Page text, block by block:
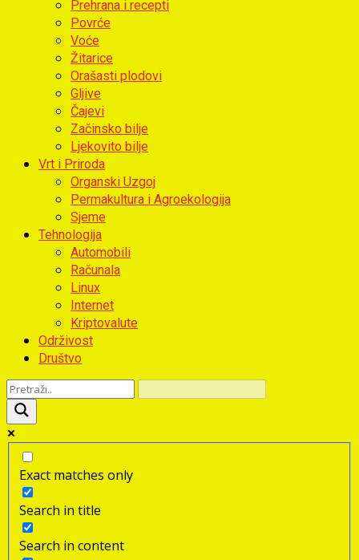
Prehrana i recepti
Povrće
Voće
Žitarice
Orašasti plodovi
Gljive
Čajevi
Začinsko bilje
Ljekovito bilje
Vrt i Priroda
Organski Uzgoj
Permakultura i Agroekologija
Sjeme
Tehnologija
Automobili
Računala
Linux
Internet
Kriptovalute
Održivost
Društvo
Exact matches only
Search in title
Search in content